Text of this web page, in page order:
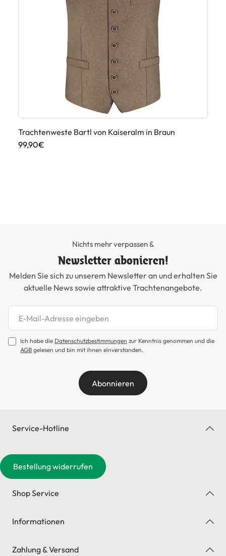
Trachtenweste Bartl von Kaiseralm in Braun
99,90€
Nichts mehr verpassen &
Newsletter abonieren!
Melden Sie sich zu unserem Newsletter an und erhalten Sie
aktuelle News sowie attraktive Trachtenangebote.
Newsletter abonnieren
Ich habe die Datenschutzbestimmungen zur Kenntnis genommen und die
AGB gelesen und bin mit ihnen einverstanden.
Abonnieren
Service-Hotline
Bestellung widerrufen
Shop Service
Informationen
Zahlung & Versand